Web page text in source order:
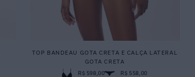
TOP BANDEAU GOTA CRETA E CALÇA LATERAL
GOTA CRETA
R$ 598,00
R$ 558,00